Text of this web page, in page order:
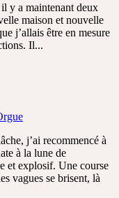
y a maintenant deux
maison et nouvelle
j’allais être en mesure
Il...
j’ai recommencé à
à la lune de
et explosif. Une course
vagues se brisent, là